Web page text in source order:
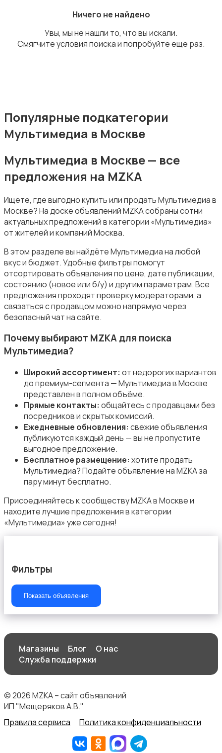
Накопители данных и картридеры
Программное обеспечение
Рули, джойстики, геймпады
Комплектующие и запчасти
Аксессуары
Ничего не найдено
Увы, мы не нашли то, что вы искали.
Смягчите условия поиска и попробуйте еще раз.
Популярные подкатегории
Мультимедиа в Москве
Мультимедиа в Москве — все
предложения на MZKA
Ищете, где выгодно купить или продать Мультимедиа в
Москве? На доске объявлений MZKA собраны сотни
актуальных предложений в категории «Мультимедиа»
от жителей и компаний Москва.
В этом разделе вы найдёте Мультимедиа на любой
вкус и бюджет. Удобные фильтры помогут
отсортировать объявления по цене, дате публикации,
состоянию (новое или б/у) и другим параметрам. Все
предложения проходят проверку модераторами, а
связаться с продавцом можно напрямую через
безопасный чат на сайте.
Почему выбирают MZKA для поиска
Мультимедиа?
Широкий ассортимент: от недорогих вариантов
до премиум-сегмента — Мультимедиа в Москве
представлен в полном объёме.
Прямые контакты: общайтесь с продавцами без
посредников и скрытых комиссий.
Ежедневные обновления: свежие объявления
публикуются каждый день — вы не пропустите
выгодное предложение.
Бесплатное размещение: хотите продать
Мультимедиа? Подайте объявление на MZKA за
пару минут бесплатно.
Присоединяйтесь к сообществу MZKA в Москве и
находите лучшие предложения в категории
«Мультимедиа» уже сегодня!
Фильтры
Показать объявления
Магазины Блог
О нас
Служба поддержки
© 2026 MZKA – сайт объявлений
ИП "Мещеряков А.В."
Правила сервиса
Политика конфиденциальности